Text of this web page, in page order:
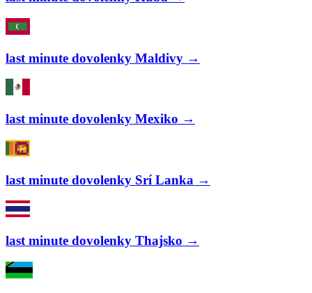
last minute dovolenky Maldivy →
last minute dovolenky Mexiko →
last minute dovolenky Srí Lanka →
last minute dovolenky Thajsko →